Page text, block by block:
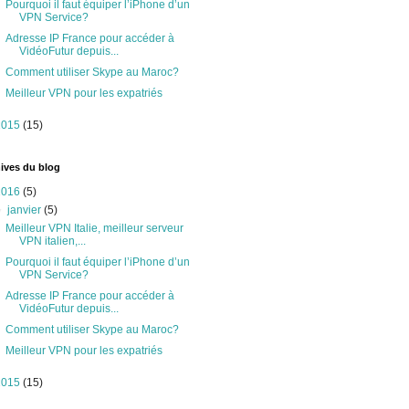
Pourquoi il faut équiper l’iPhone d’un
VPN Service?
Adresse IP France pour accéder à
VidéoFutur depuis...
Comment utiliser Skype au Maroc?
Meilleur VPN pour les expatriés
(15)
du blog
(5)
janvier(5)
Meilleur VPN Italie, meilleur serveur
VPN italien,...
Pourquoi il faut équiper l’iPhone d’un
VPN Service?
Adresse IP France pour accéder à
VidéoFutur depuis...
Comment utiliser Skype au Maroc?
Meilleur VPN pour les expatriés
(15)